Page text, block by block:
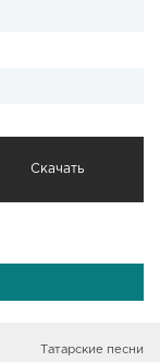
Скачать
Татарские песни